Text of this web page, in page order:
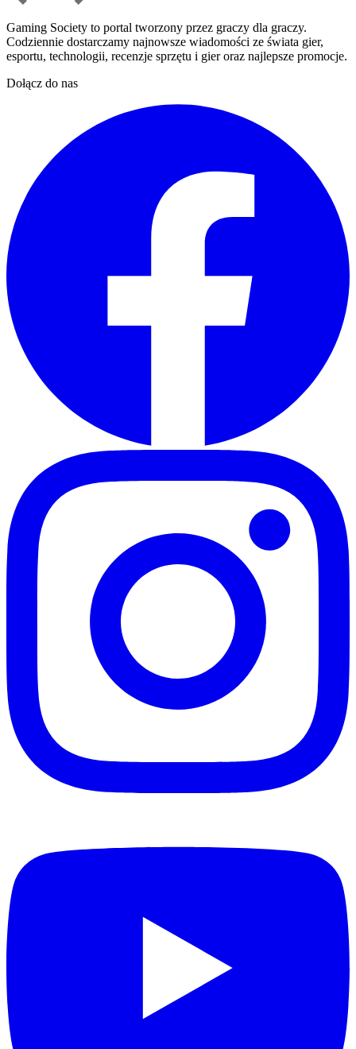
Gaming Society to portal tworzony przez graczy dla graczy.
Codziennie dostarczamy najnowsze wiadomości ze świata gier,
esportu, technologii, recenzje sprzętu i gier oraz najlepsze promocje.
Dołącz do nas